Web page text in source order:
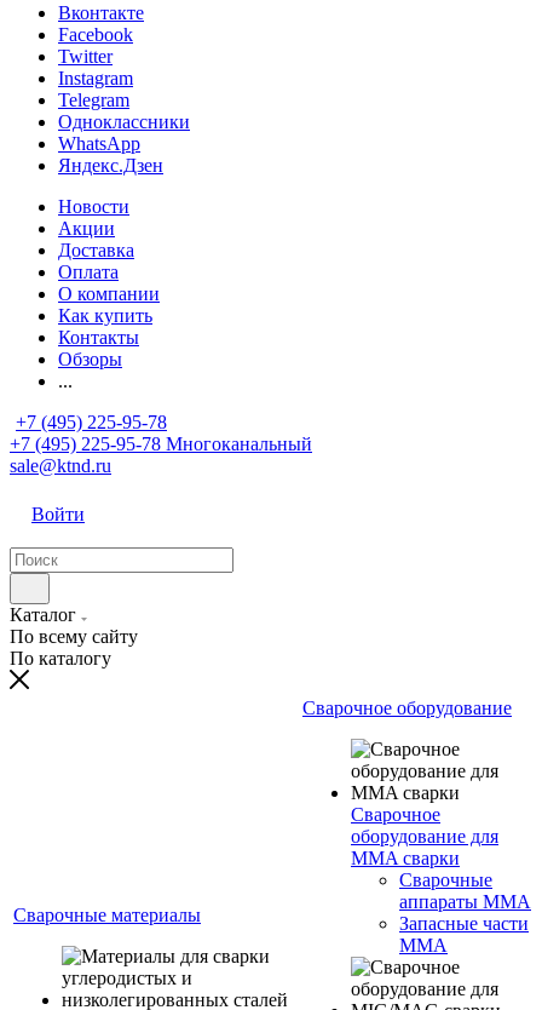
Вконтакте
Facebook
Twitter
Instagram
Telegram
Одноклассники
WhatsApp
Яндекс.Дзен
Новости
Акции
Доставка
Оплата
О компании
Как купить
Контакты
Обзоры
...
+7 (495) 225-95-78
+7 (495) 225-95-78 Многоканальный
sale@ktnd.ru
Войти
Каталог
По всему сайту
По каталогу
Сварочные материалы
Сварочное оборудование
Сварочное
оборудование для
MMA сварки
Сварочные
аппараты MMA
Запасные части
MMA